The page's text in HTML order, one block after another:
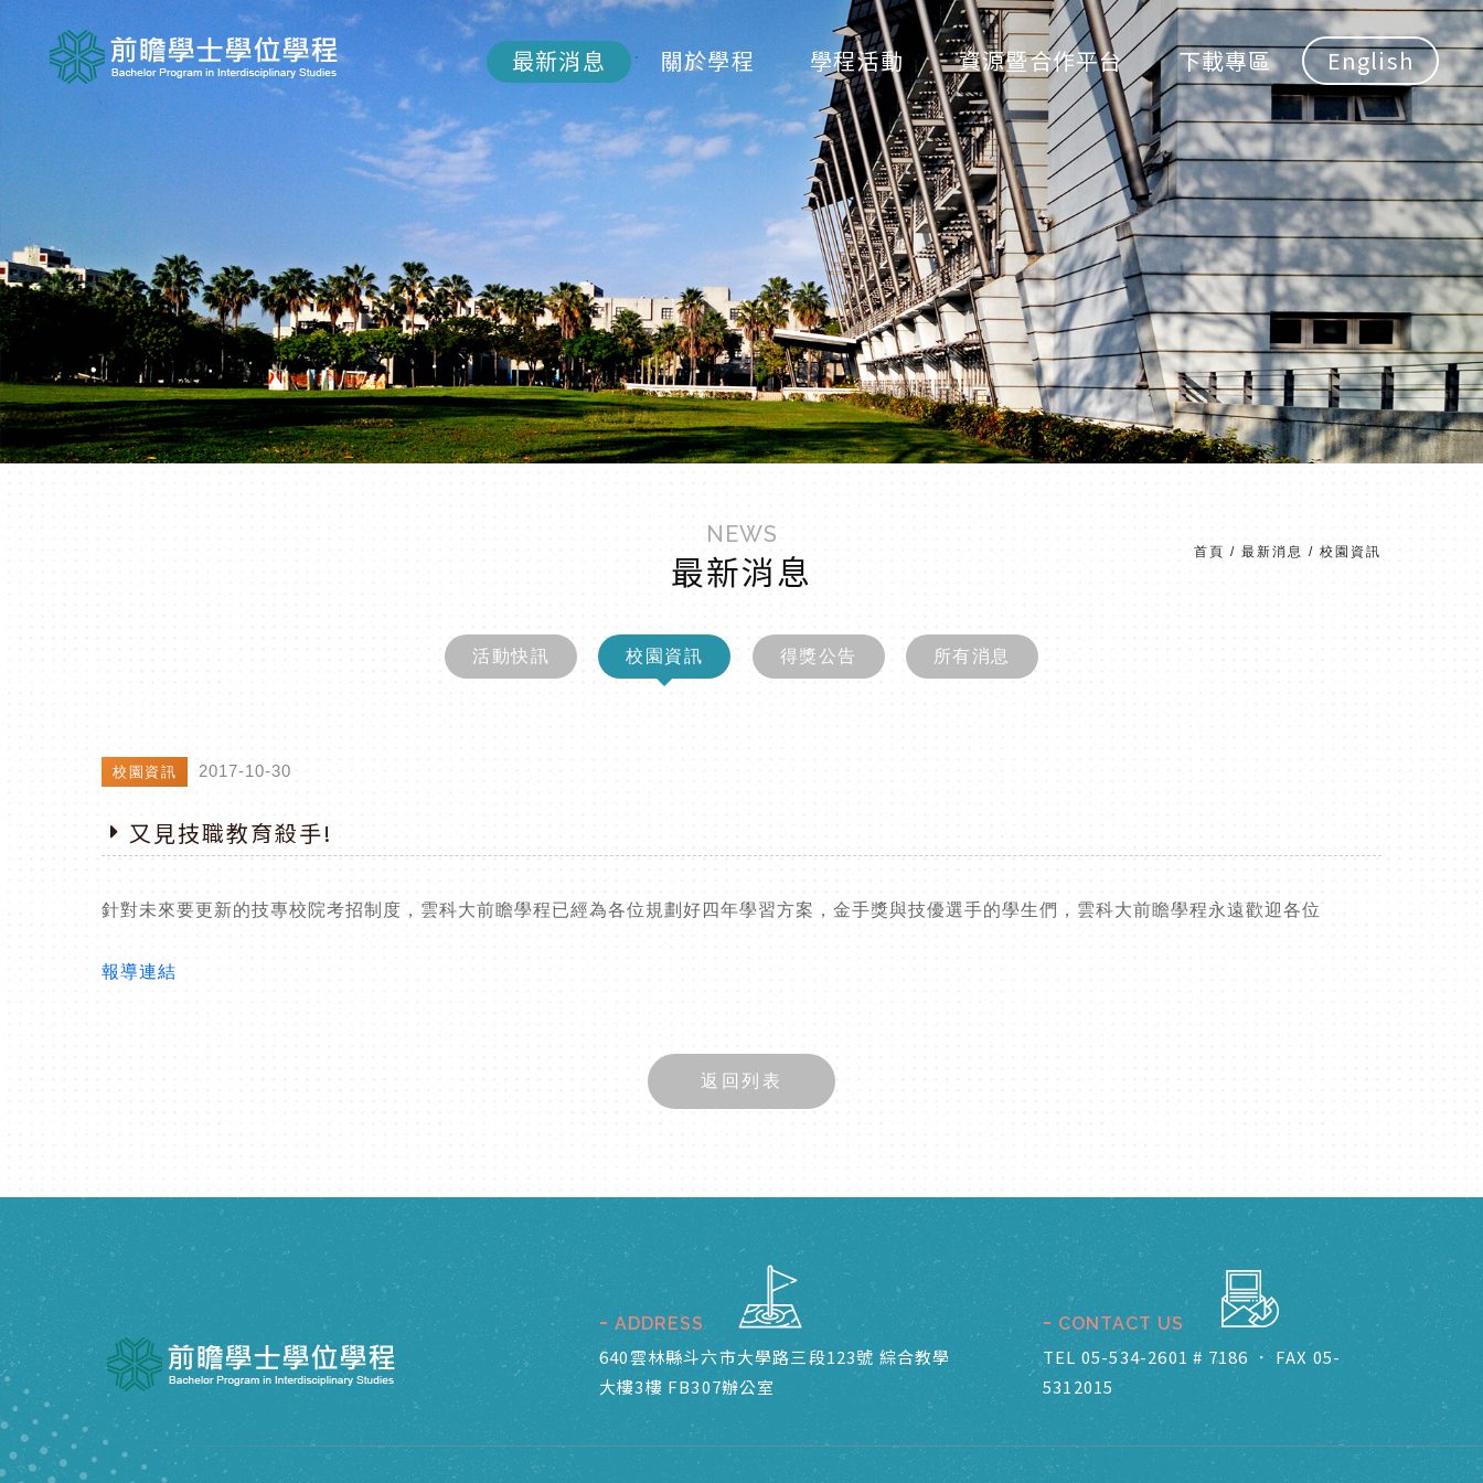
最新消息 關於學程 學程活動 資源暨合作平台 下載專區 English
NEWS
最新消息
活動快訊 校園資訊 得獎公告 所有消息
校園資訊 2017-10-30
又見技職教育殺手!
針對未來要更新的技專校院考招制度，雲科大前瞻學程已經為各位規劃好四年學習方案，金手獎與技優選手的學生們，雲科大前瞻學程永遠歡迎各位
報導連結
返回列表
首頁 / 最新消息 / 校園資訊
ADDRESS
640雲林縣斗六市大學路三段123號 綜合教學
大樓3樓 FB307辦公室
CONTACT US
TEL 05-534-2601 # 7186 ． FAX 05-
5312015